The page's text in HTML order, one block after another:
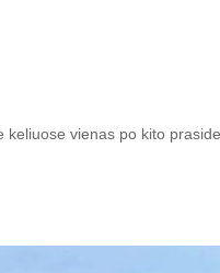
keliuose vienas po kito